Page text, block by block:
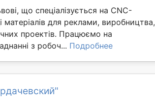
що спеціалізується на CNC-
матеріалів для реклами, виробництва,
проектів. Працюємо на
з робоч... Подробнее